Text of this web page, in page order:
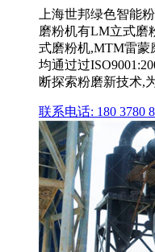
上海世邦绿色智能
磨粉机有LM立式磨
式磨粉机,MTM雷蒙
均通过过
断探索粉磨新技术,
联系电话: 180 3780